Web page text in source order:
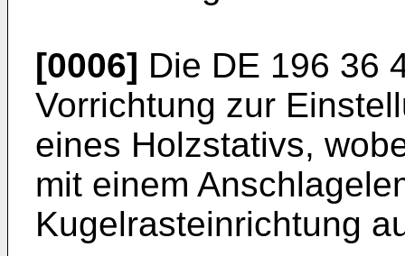
[0006] Die DE 196 36
Vorrichtung zur
eines Holzstativs,
mit einem
Kugelrasteinrichtung